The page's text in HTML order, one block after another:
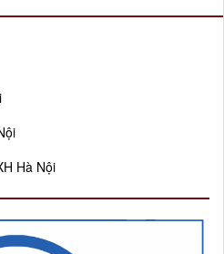
về cải cách hành chính nhà
Hà Nội giai đoạn 2026 -
v/v Phê duyệt Quy hoạch tổng
năm
Hà Nội